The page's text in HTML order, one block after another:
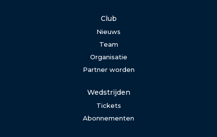
Club
Nieuws
Team
Organisatie
Partner worden
Wedstrijden
Tickets
Abonnementen